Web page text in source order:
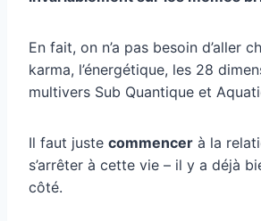
En fait, on n’a pas besoin d’aller
karma, l’énergétique, les 28
multivers Sub Quantique et
Il faut juste commencer à la
s’arrêter à cette vie – il y a déjà
côté.